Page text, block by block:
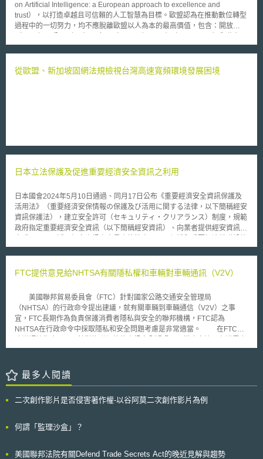
on Artificial Intelligence: a European approach to excellence and
trust），以打造卓越且可信賴的人工智慧為目標。歐盟認為在推動數位轉型
過程中的一切努力，均不應脫離歐盟以人為本的最高價值，包含：開放
（confident），因此在人工智慧的發展上，除了追求技術的持續精進與卓越
工智慧白皮書中分別就如何追求「卓越」與「可信賴」兩大目標，提出具體
方面，執委會建議的措施則包含：建立有效控制人工智慧創新風險但不箝制
人工智慧系統的監管程度應不低於對醫美產品、汽車或玩具；應確保所使用
將持續徵集對人工智慧白皮書的公眾意見，並據以在2020年底前提出成員
國協力計畫（Coordinated Plan）之建議。
從歐盟、新加坡固網法規檢視台灣高速寬頻環境發展困境
日本立法保護及促進重要經濟安全資訊之利用
日本國會2024年5月10日通過、同月17日公布《重要經濟安全資訊保護及
活用法》（重要経済安保情報の保護及び活用に関する法律，以下簡稱經安
資訊保護法），建立安全許可（セキュリティ・クリアランス）制度，規範
政府指定重要經濟安全資訊（以下簡稱經安資訊）、向業者提供經安資訊之
有關，外流可能影響國家及國民安全之重要資訊，並同時促進此類資訊之利
資訊，如與關鍵基礎設施、關鍵原物料相關，外洩可能影響經濟安全之資訊
定民間業者提供經安資訊： 1.其他行政機關：有利用經安資訊之必要時。 2.
立法機關及司法機關：提供資訊對經濟安全不會有顯著影響時。 3.特定民間
業者：為促進有助於經濟安全保障之行為，必要時得依契約向符合保安基準
之業者提供經安資訊。 此外，經安資訊保護法進一步規定近用、處理經安
資訊者，須通過適格性評價（適性評価），評價重點包括當事人犯罪紀錄、
FTC提供意見給NHTSA有關隱私權和車輛對車輛通訊（V2V）
美國聯邦貿易委員會（FTC）針對國家公路交通安全管理局
（NHTSA）的行政命令提出建議，就有關車輛到車輛通信（V2V）之事
宜，FTC長期作為負責保護消費者隱私與安全的聯邦機構，FTC認為
NHTSA在行政命令中採取隱私和安全問題考慮是非常適當。 在FTC的
的車輛收集的隱私和安全問題。FTC認為NHTSA的協商支持作法，基於流
NHTSA設計一個V2V系統來限制收集和存儲僅是供應其預期的安全目標的
數據。 美國每年都會有上千人意外死於汽車意外事故，NHTSA研究指
互溝通」，讓駕駛彼此知悉對方的情況，就能減少碰撞事故。 「V2V」
中，汽車之間能夠互相傳送數據，告訴對方自己的狀態和行為，也了解其他
在官網上公告規則，宣布將制定「V2V」通信技術標準的法規。也就是說，
最多人閱讀
二次創作影片是否侵害著作權-以谷阿莫二次創作影片為例
何謂「監理沙盒」？
美國聯邦法院有關Defend Trade Secrets Act的晚近見解與趨勢